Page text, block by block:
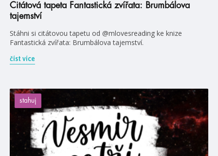
Citátová tapeta Fantastická zvířata: Brumbálova
tajemství
Stáhni si citátovou tapetu od @mlovesreading ke knize
Fantastická zvířata: Brumbálova tajemství.
číst více
stahuj